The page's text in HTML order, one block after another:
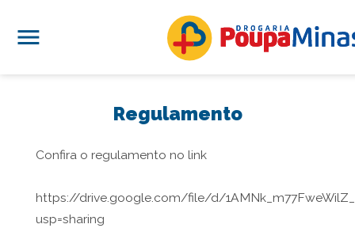
menu
Regulamento
Confira o regulamento no link
https://drive.google.com/file/d/
usp=sharing